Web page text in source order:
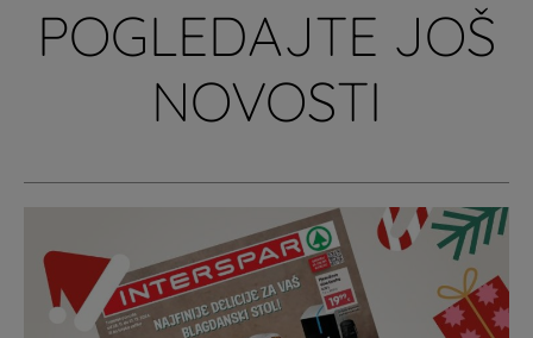
POGLEDAJTE JOŠ
NOVOSTI